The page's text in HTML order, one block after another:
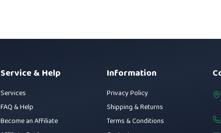
Service & Help
Services
FAQ & Help
Become an Affiliate
Information
Privacy Policy
Shipping & Returns
Terms & Conditions